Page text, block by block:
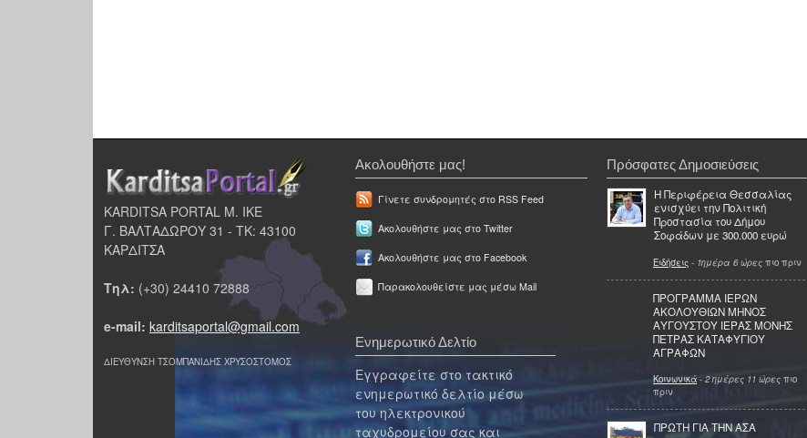
KARDITSA PORTAL Μ. ΙΚΕ
Γ. ΒΑΛΤΑΔΩΡΟΥ 31 - ΤΚ: 43100
ΚΑΡΔΙΤΣΑ
Τηλ: (+30) 24410 72888
e-mail: karditsaportal@gmail.com
ΔΙΕΥΘΥΝΣΗ ΤΣΟΜΠΑΝΙΔΗΣ ΧΡΥΣΟΣΤΟΜΟΣ
Ακολουθήστε μας!
Γίνετε συνδρομητές στο RSS Feed
Ακολουθήστε μας στο Twitter
Ακολουθήστε μας στο Facebook
Παρακολουθείστε μας μέσω Mail
Ενημερωτικό Δελτίο
Εγγραφείτε στο τακτικό
ενημερωτικό δελτίο μέσω
του ηλεκτρονικού
ταχυδρομείου σας και
Πρόσφατες Δημοσιεύσεις
Η Περιφέρεια Θεσσαλίας
ενισχύει την Πολιτική
Προστασία του Δήμου
Σοφάδων με 300.000 ευρώ
Ειδήσεις - 1ημέρα 6 ώρες πιο πριν
ΠΡΟΓΡΑΜΜΑ ΙΕΡΩΝ
ΑΚΟΛΟΥΘΙΩΝ ΜΗΝΟΣ
ΑΥΓΟΥΣΤΟΥ ΙΕΡΑΣ ΜΟΝΗΣ
ΠΕΤΡΑΣ ΚΑΤΑΦΥΓΙΟΥ
ΑΓΡΑΦΩΝ
Κοινωνικά - 2 ημέρες 11 ώρες πιο
πριν
ΠΡΩΤΗ ΓΙΑ ΤΗΝ ΑΣΑ